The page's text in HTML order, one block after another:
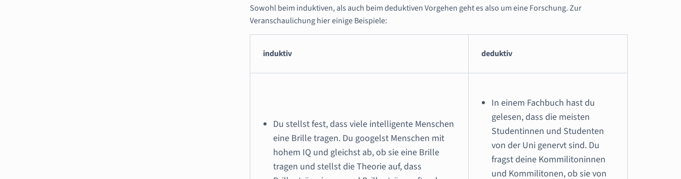
Sowohl beim induktiven, als auch beim deduktiven Vorgehen geht es also um eine Forschung. Zur
Veranschaulichung hier einige Beispiele:
induktiv deduktiv
Du stellst fest, dass viele intelligente Menschen
eine Brille tragen. Du googelst Menschen mit
hohem IQ und gleichst ab, ob sie eine Brille
tragen und stellst die Theorie auf, dass
In einem Fachbuch hast du
gelesen, dass die meisten
Studentinnen und Studenten
von der Uni genervt sind. Du
fragst deine Kommilitoninnen
und Kommilitonen, ob sie von